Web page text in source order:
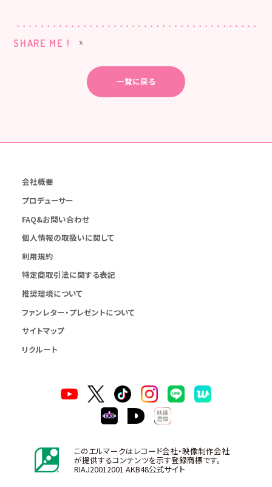
SHARE ME !
一覧に戻る
会社概要
プロデューサー
FAQ&お問い合わせ
個人情報の取扱いに関して
利用規約
特定商取引法に関する表記
推奨環境について
ファンレター・プレゼントについて
サイトマップ
リクルート
このエルマークはレコード会社・映像制作会社
が提供するコンテンツを示す登録商標です。
RIAJ20012001 AKB48公式サイト